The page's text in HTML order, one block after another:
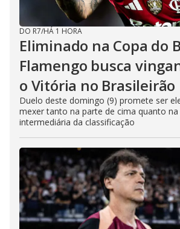
DO R7/HÁ 1 HORA
Eliminado na Copa do
Flamengo busca
o Vitória no Brasileirão
Duelo deste domingo (9) promete ser
mexer tanto na parte de cima quanto na
intermediária da classificação